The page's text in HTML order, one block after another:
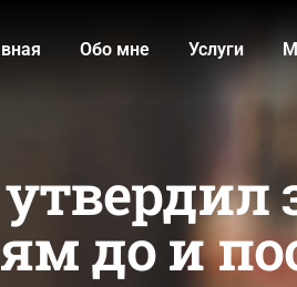
Обо мне Услуги
до и